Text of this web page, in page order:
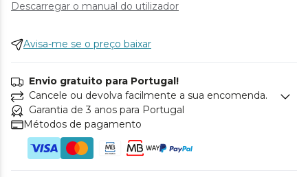
Descarregar o manual do utilizador
Avisa-me se o preço baixar
Envio gratuito para Portugal!
Cancele ou devolva facilmente a sua encomenda.
Garantia de 3 anos para Portugal
Métodos de pagamento